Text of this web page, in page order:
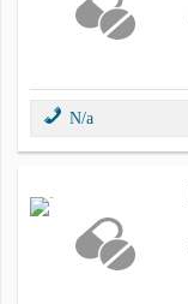
N/a